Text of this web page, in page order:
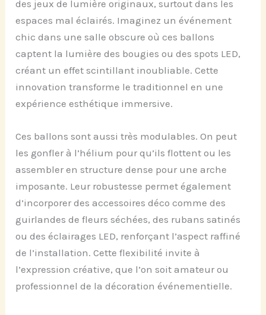
des jeux de lumière originaux, surtout dans les
espaces mal éclairés. Imaginez un événement
chic dans une salle obscure où ces ballons
captent la lumière des bougies ou des spots LED,
créant un effet scintillant inoubliable. Cette
innovation transforme le traditionnel en une
expérience esthétique immersive.
Ces ballons sont aussi très modulables. On peut
les gonfler à l’hélium pour qu’ils flottent ou les
assembler en structure dense pour une arche
imposante. Leur robustesse permet également
d’incorporer des accessoires déco comme des
guirlandes de fleurs séchées, des rubans satinés
ou des éclairages LED, renforçant l’aspect raffiné
de l’installation. Cette flexibilité invite à
l’expression créative, que l’on soit amateur ou
professionnel de la décoration événementielle.